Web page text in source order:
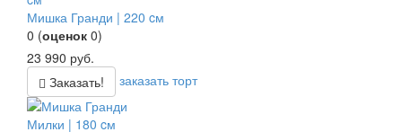
Мишка Гранди | 220 cм
0 (оценок 0)
23 990 руб.
Заказать!
заказать торт